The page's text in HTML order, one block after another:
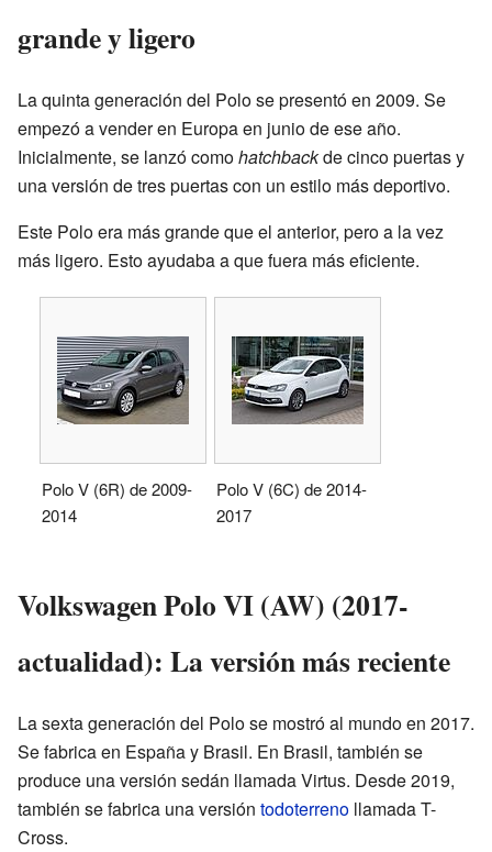
grande y ligero
La quinta generación del Polo se presentó en 2009. Se
empezó a vender en Europa en junio de ese año.
Inicialmente, se lanzó comohatchbackde cinco puertas y
una versión de tres puertas con un estilo más deportivo.
Este Polo era más grande que el anterior, pero a la vez
más ligero. Esto ayudaba a que fuera más eficiente.
Polo V (6R) de 2009-
2014
Polo V (6C) de 2014-
2017
Volkswagen Polo VI (AW) (2017-
actualidad): La versión más reciente
La sexta generación del Polo se mostró al mundo en 2017.
Se fabrica en España y Brasil. En Brasil, también se
produce una versión sedán llamada Virtus. Desde 2019,
también se fabrica una versión todoterreno llamada T-
Cross.